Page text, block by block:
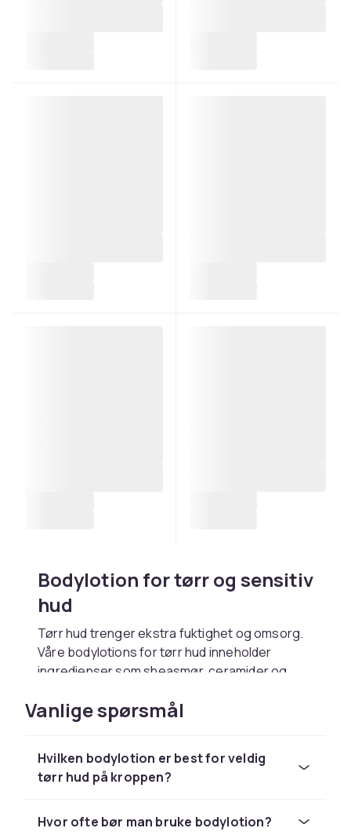
Bodylotion for tørr og sensitiv
hud
Tørr hud trenger ekstra fuktighet og omsorg.
Våre bodylotions for tørr hud inneholder
ingredienser som sheasmør, ceramider og
hudens beskyttelsesbarriere. Velg en
parfymefri variant hvis du har sensitiv hud som
dusjen på fuktig hud for å låse inn fuktigheten
og holde huden myk hele dagen.
Fuktgivende lotion for
Vanlige spørsmål
Hvilken bodylotion er best for veldig
tørr hud på kroppen?
Hvor ofte bør man bruke bodylotion?